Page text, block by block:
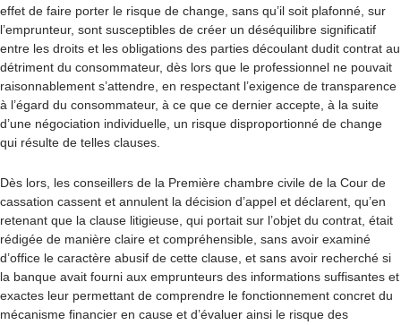
effet de faire porter le risque de change, sans qu’il soit plafonné, sur
l’emprunteur, sont susceptibles de créer un déséquilibre significatif
entre les droits et les obligations des parties découlant dudit contrat au
détriment du consommateur, dès lors que le professionnel ne pouvait
raisonnablement s’attendre, en respectant l’exigence de transparence
à l’égard du consommateur, à ce que ce dernier accepte, à la suite
d’une négociation individuelle, un risque disproportionné de change
qui résulte de telles clauses.
Dès lors, les conseillers de la Première chambre civile de la Cour de
cassation cassent et annulent la décision d’appel et déclarent, qu’en
retenant que la clause litigieuse, qui portait sur l’objet du contrat, était
rédigée de manière claire et compréhensible, sans avoir examiné
d’office le caractère abusif de cette clause, et sans avoir recherché si
la banque avait fourni aux emprunteurs des informations suffisantes et
exactes leur permettant de comprendre le fonctionnement concret du
mécanisme financier en cause et d’évaluer ainsi le risque des